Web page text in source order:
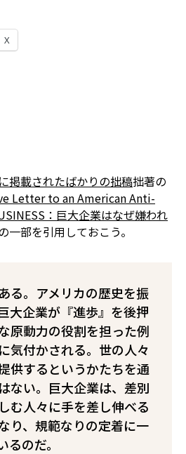
X
掲載されたばかりの拙稿――拙著の
Letter to an American Anti-
：巨大企業はなぜ嫌われ
一部を引用しておこう。
る。アメリカの歴史を振
大企業が『進歩』を後押
原動力の役割を担った例
気付かされる。世の人々
供するというかたちを通
ない。巨大企業は、差別
む人々に手を差し伸べる
り、規範なりの定着に一
るのだ。